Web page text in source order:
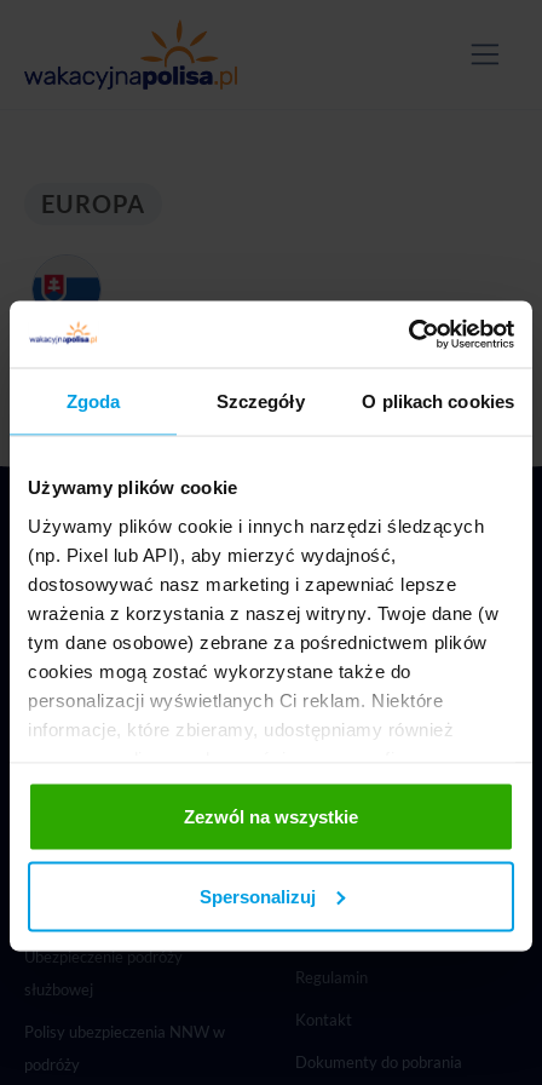
Zgoda Szczegóły O plikach cookies
Używamy plików cookie
Używamy plików cookie i innych narzędzi śledzących
(np. Pixel lub API), aby mierzyć wydajność,
dostosowywać nasz marketing i zapewniać lepsze
wrażenia z korzystania z naszej witryny. Twoje dane (w
tym dane osobowe) zebrane za pośrednictwem plików
cookies mogą zostać wykorzystane także do
personalizacji wyświetlanych Ci reklam. Niektóre
informacje, które zbieramy, udostępniamy również
reklamowym i analitycznym, z którymi współpracujemy.
Te z kolei mogą łączyć te informacje z innymi
informacjami, które im przekazałeś, korzystając z ich
Zezwól na wszystkie
Spersonalizuj
EUROPA
Słowacja
© 2013-2026 wakacyjnapolisa.pl
wszystkie prawa zastrzeżone
Ubezpieczenia podróżne
Ubezpieczenie podróży
służbowej
Polisy ubezpieczenia NNW w
podróży
EKUZ
Porównywarka ubezpieczeń
Poradnik turysty
Regulamin
Kontakt
Dokumenty do pobrania